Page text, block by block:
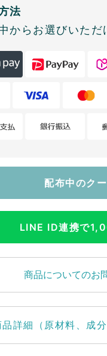
法
からお選びいただ
配布中のク
LINE ID連携で
商品についてのお
品詳細（原材料、成分